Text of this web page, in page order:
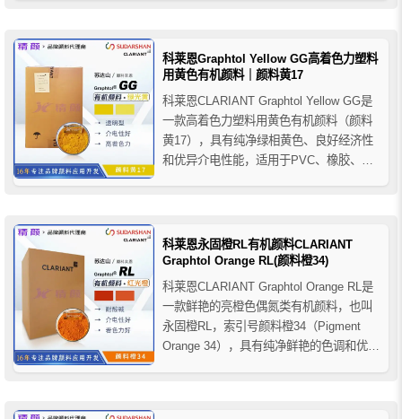
包装和玩具的安全性条例时，推荐使用科
莱恩LG红环保...
科莱恩Graphtol Yellow GG高着色力塑料
用黄色有机颜料｜颜料黄17
科莱恩CLARIANT Graphtol Yellow GG是
一款高着色力塑料用黄色有机颜料（颜料
黄17），具有纯净绿相黄色、良好经济性
和优异介电性能，适用于PVC、橡胶、
科莱恩永固橙RL有机颜料CLARIANT
Graphtol Orange RL(颜料橙34)
科莱恩CLARIANT Graphtol Orange RL是
一款鲜艳的亮橙色偶氮类有机颜料，也叫
永固橙RL，索引号颜料橙34（Pigment
Orange 34），具有纯净鲜艳的色调和优异